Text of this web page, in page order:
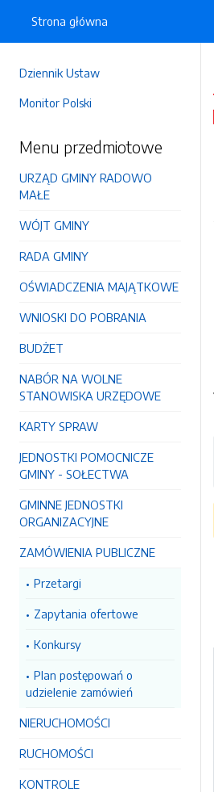
Dziennik Ustaw
Monitor Polski
Menu przedmiotowe
URZĄD GMINY RADOWO
MAŁE
WÓJT GMINY
RADA GMINY
OŚWIADCZENIA MAJĄTKOWE
WNIOSKI DO POBRANIA
BUDŻET
NABÓR NA WOLNE
STANOWISKA URZĘDOWE
KARTY SPRAW
JEDNOSTKI POMOCNICZE
GMINY - SOŁECTWA
GMINNE JEDNOSTKI
ORGANIZACYJNE
ZAMÓWIENIA PUBLICZNE
Przetargi
Zapytania ofertowe
Konkursy
Plan postępowań o
udzielenie zamówień
NIERUCHOMOŚCI
RUCHOMOŚCI
KONTROLE
Strona główna